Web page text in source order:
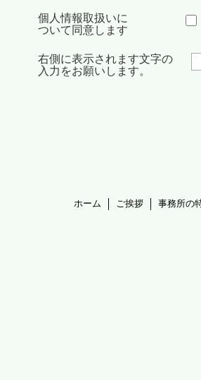
個人情報取扱いに
ついて同意します
右側に表示されます文字の
入力をお願いします。
ホーム ご挨拶 事務所の